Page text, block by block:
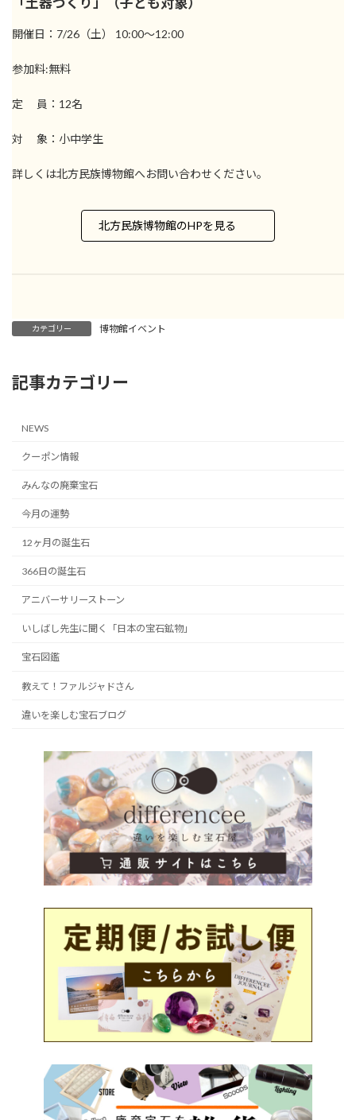
開催日：7/26（土） 10:00～12:00
参加料:無料
定 員：12名
対 象：小中学生
詳しくは北方民族博物館へお問い合わせください。
北方民族博物館のHPを見る
カテゴリー 博物館イベント
記事カテゴリー
NEWS
クーポン情報
みんなの廃棄宝石
今月の運勢
12ヶ月の誕生石
366日の誕生石
アニバーサリーストーン
いしばし先生に聞く「日本の宝石鉱物」
宝石図鑑
教えて！ファルジャドさん
違いを楽しむ宝石ブログ